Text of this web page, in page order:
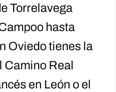
Torrelavega
hasta
Oviedo tienes la
Camino Real
en León o el